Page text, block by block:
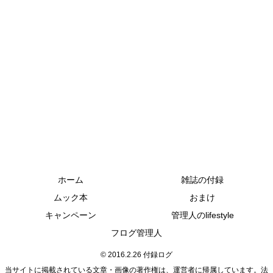
ホーム
雑誌の付録
ムック本
おまけ
キャンペーン
管理人のlifestyle
フログ管理人
© 2016.2.26 付録ログ
当サイトに掲載されている文章・画像の著作権は、運営者に帰属しています。法